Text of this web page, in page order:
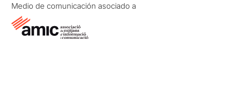
Medio de comunicación asociado a